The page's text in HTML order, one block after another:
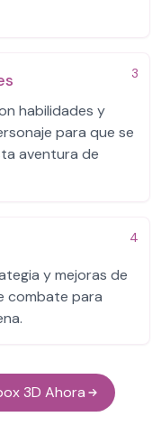
3
habilidades y
para que se
aventura de
4
y mejoras de
combate para
3D Ahora